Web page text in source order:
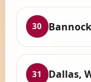
30
31 Dallas,